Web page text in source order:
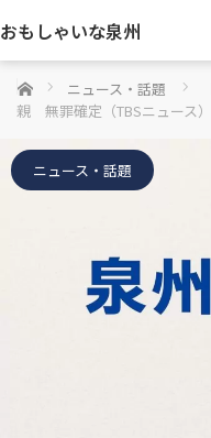
おもしゃいな泉州
ホーム ニュース・話題
親 無罪確定（TBSニュース）
ニュース・話題